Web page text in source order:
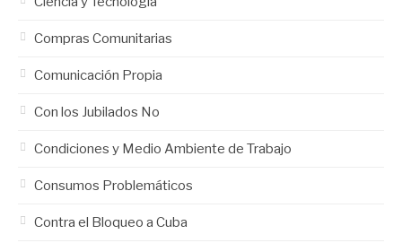
Compras Comunitarias
Comunicación Propia
Con los Jubilados No
Condiciones y Medio Ambiente de Trabajo
Consumos Problemáticos
Contra el Bloqueo a Cuba